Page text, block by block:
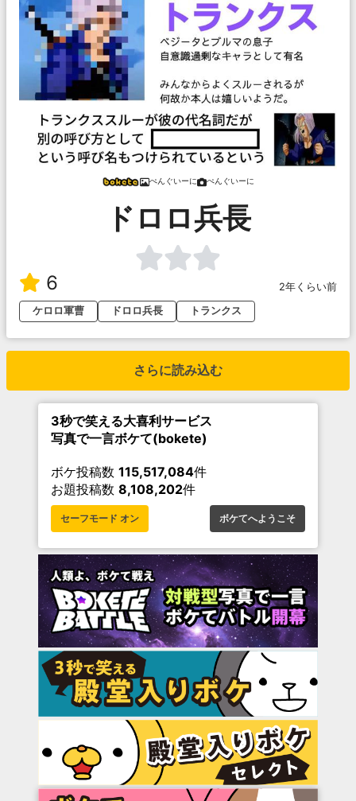
ぺんぐいーに ぺんぐいーに
ドロロ兵長
6
2年くらい前
ケロロ軍曹
ドロロ兵長 トランクス
さらに読み込む
3秒で笑える大喜利サービス
写真で一言ボケて(bokete)
ボケ投稿数 115,517,084件
お題投稿数 8,108,202件
セーフモード オン ボケてへようこそ